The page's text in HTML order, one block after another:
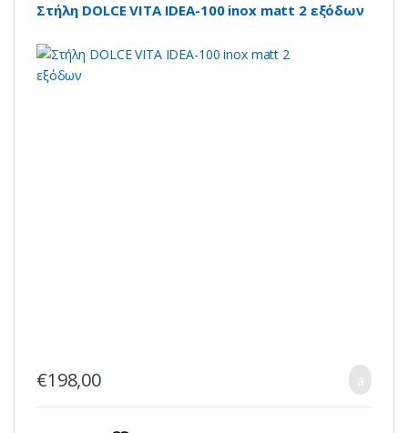
Στήλη DOLCE VITA IDEA-100 inox matt 2 εξόδων
€198,00